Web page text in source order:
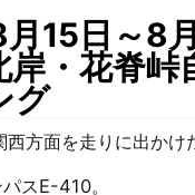
15日～8
岸・花脊峠
グ
方面を走りに出かけ
スE-410。